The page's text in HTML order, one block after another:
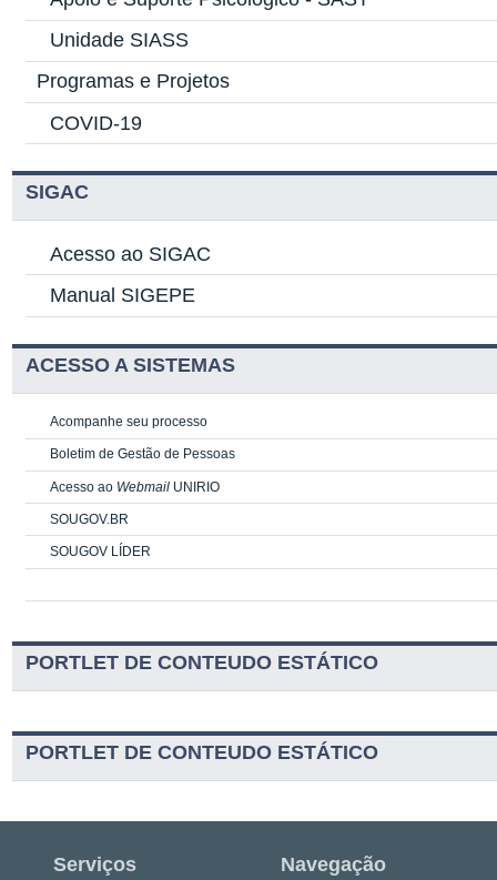
Unidade SIASS
Programas e Projetos
COVID-19
SIGAC
Acesso ao SIGAC
Manual SIGEPE
ACESSO A SISTEMAS
Acompanhe seu processo
Boletim de Gestão de Pessoas
Acesso ao Webmail UNIRIO
SOUGOV.BR
SOUGOV LÍDER
PORTLET DE CONTEUDO ESTÁTICO
PORTLET DE CONTEUDO ESTÁTICO
Serviços Navegação